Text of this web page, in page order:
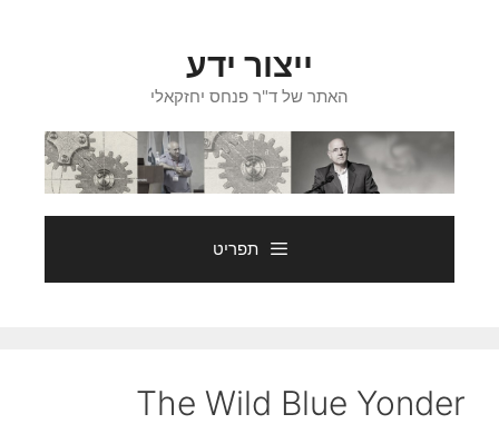
ייצור ידע
האתר של ד"ר פנחס יחזקאלי
תפריט
The Wild Blue Yonder